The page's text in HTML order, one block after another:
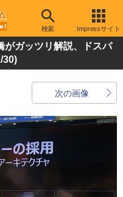
検索 Impressサイト
ガッツリ解説、ドスパ
30)
次の画像